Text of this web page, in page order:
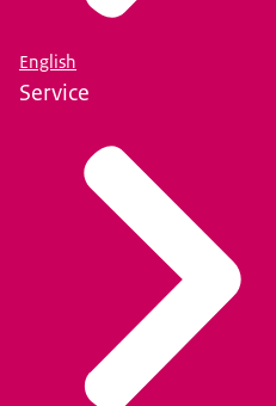
English
Service